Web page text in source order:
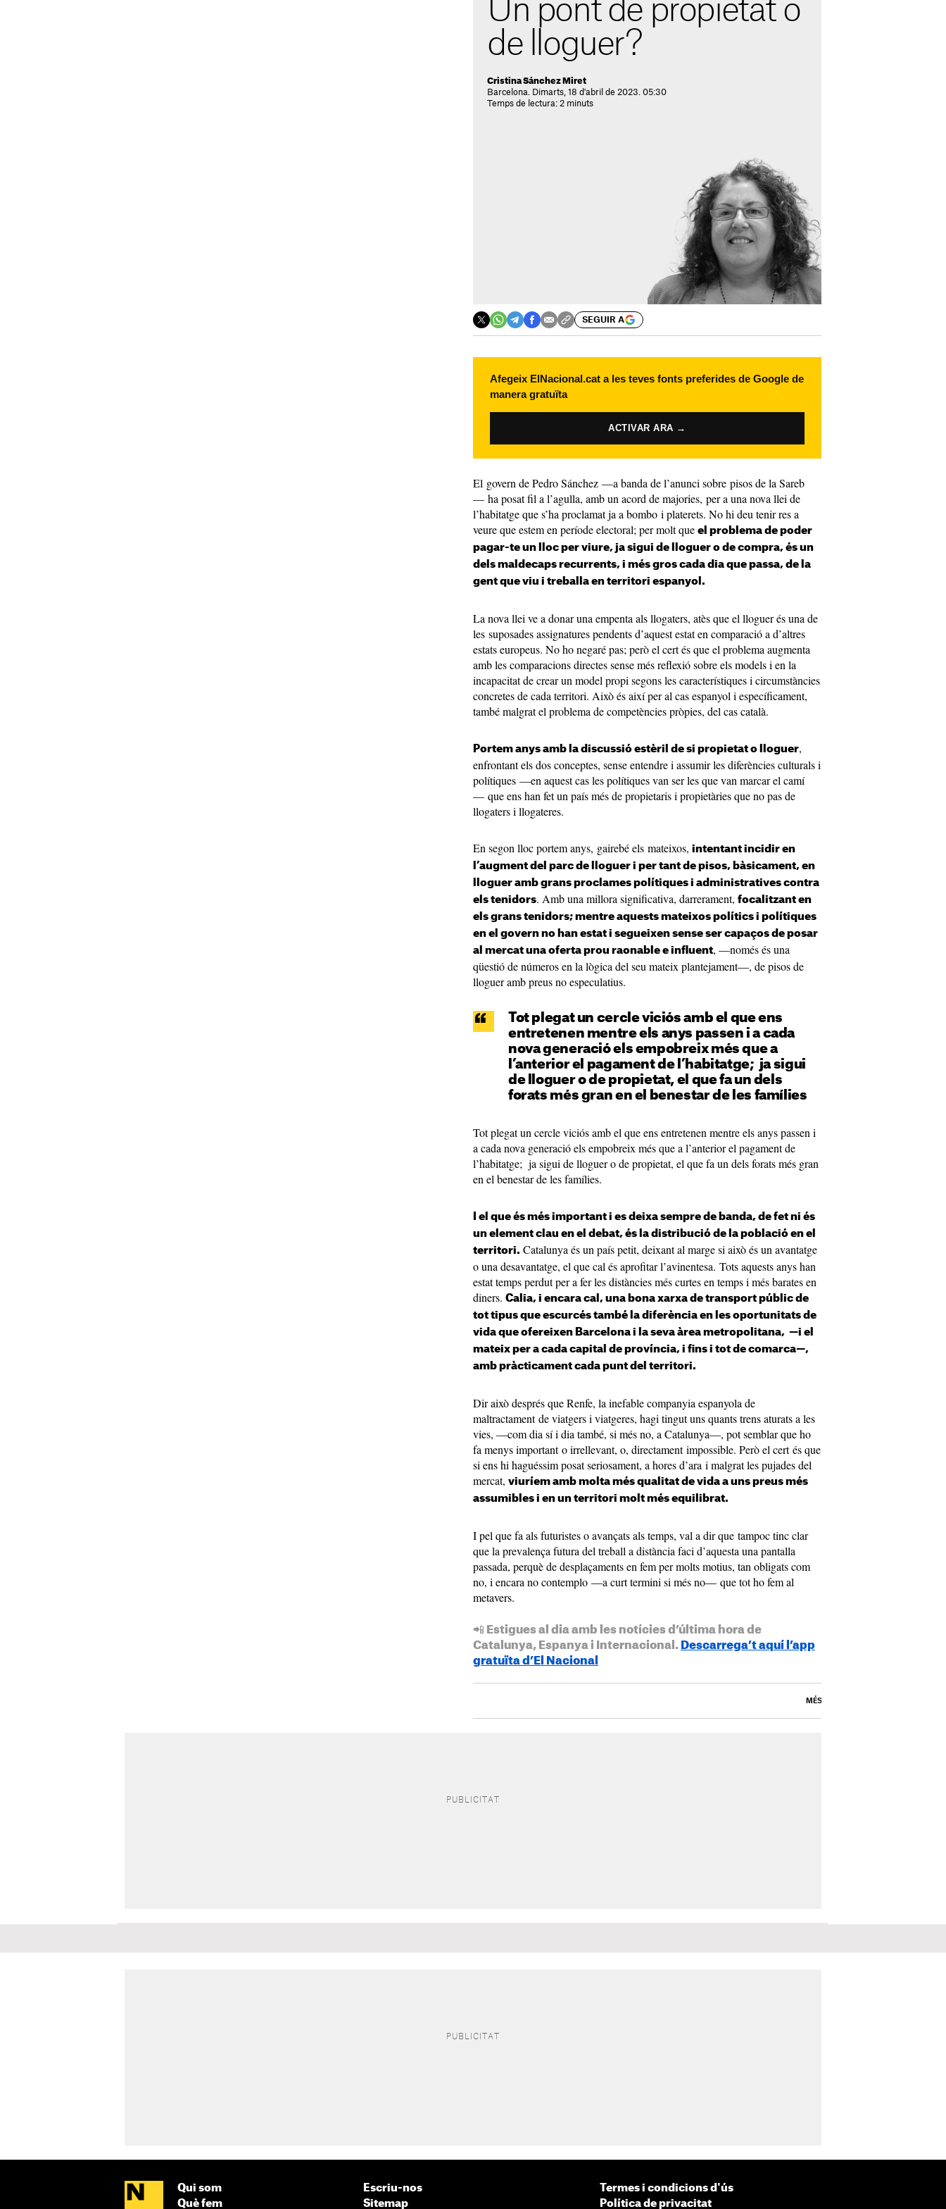
Un pont de propietat o
de lloguer?
Cristina Sánchez Miret
Barcelona. Dimarts, 18 d'abril de 2023. 05:30
Temps de lectura: 2 minuts
SEGUIR A
Afegeix ElNacional.cat a les teves fonts preferides de Google de
manera gratuïta
ACTIVAR ARA →
El govern de Pedro Sánchez —a banda de l’anunci sobre pisos de la Sareb
— ha posat fil a l’agulla, amb un acord de majories, per a una nova llei de
l’habitatge que s’ha proclamat ja a bombo i platerets. No hi deu tenir res a
veure que estem en període electoral; per molt que el problema de poder
pagar-te un lloc per viure, ja sigui de lloguer o de compra, és un
dels maldecaps recurrents, i més gros cada dia que passa, de la
gent que viu i treballa en territori espanyol.
La nova llei ve a donar una empenta als llogaters, atès que el lloguer és una de
les suposades assignatures pendents d’aquest estat en comparació a d’altres
estats europeus. No ho negaré pas; però el cert és que el problema augmenta
amb les comparacions directes sense més reflexió sobre els models i en la
incapacitat de crear un model propi segons les característiques i circumstàncies
concretes de cada territori. Això és així per al cas espanyol i específicament,
també malgrat el problema de competències pròpies, del cas català.
Portem anys amb la discussió estèril de si propietat o lloguer,
enfrontant els dos conceptes, sense entendre i assumir les diferències culturals i
polítiques —en aquest cas les polítiques van ser les que van marcar el camí
— que ens han fet un país més de propietaris i propietàries que no pas de
llogaters i llogateres.
En segon lloc portem anys, gairebé els mateixos, intentant incidir en
l’augment del parc de lloguer i per tant de pisos, bàsicament, en
lloguer amb grans proclames polítiques i administratives contra
els tenidors. Amb una millora significativa, darrerament, focalitzant en
els grans tenidors; mentre aquests mateixos polítics i polítiques
en el govern no han estat i segueixen sense ser capaços de posar
al mercat una oferta prou raonable e influent, —només és una
qüestió de números en la lògica del seu mateix plantejament—, de pisos de
lloguer amb preus no especulatius.
Tot plegat un cercle viciós amb el que ens
entretenen mentre els anys passen i a cada
nova generació els empobreix més que a
l’anterior el pagament de l’habitatge; ja sigui
de lloguer o de propietat, el que fa un dels
forats més gran en el benestar de les famílies
Tot plegat un cercle viciós amb el que ens entretenen mentre els anys passen i
a cada nova generació els empobreix més que a l’anterior el pagament de
l’habitatge; ja sigui de lloguer o de propietat, el que fa un dels forats més gran
en el benestar de les famílies.
I el que és més important i es deixa sempre de banda, de fet ni és
un element clau en el debat, és la distribució de la població en el
territori. Catalunya és un país petit, deixant al marge si això és un avantatge
o una desavantatge, el que cal és aprofitar l’avinentesa. Tots aquests anys han
estat temps perdut per a fer les distàncies més curtes en temps i més barates en
diners. Calia, i encara cal, una bona xarxa de transport públic de
tot tipus que escurcés també la diferència en les oportunitats de
vida que ofereixen Barcelona i la seva àrea metropolitana, —i el
mateix per a cada capital de província, i fins i tot de comarca—,
amb pràcticament cada punt del territori.
Dir això després que Renfe, la inefable companyia espanyola de
maltractament de viatgers i viatgeres, hagi tingut uns quants trens aturats a les
vies, —com dia sí i dia també, si més no, a Catalunya—, pot semblar que ho
fa menys important o irrellevant, o, directament impossible. Però el cert és que
si ens hi haguéssim posat seriosament, a hores d’ara i malgrat les pujades del
mercat, viuríem amb molta més qualitat de vida a uns preus més
assumibles i en un territori molt més equilibrat.
I pel que fa als futuristes o avançats als temps, val a dir que tampoc tinc clar
que la prevalença futura del treball a distància faci d’aquesta una pantalla
passada, perquè de desplaçaments en fem per molts motius, tan obligats com
no, i encara no contemplo —a curt termini si més no— que tot ho fem al
metavers.
📲 Estigues al dia amb les notícies d’última hora de
Catalunya, Espanya i Internacional. Descarrega’t aquí l’app
gratuïta d’El Nacional
MÉS
Qui som
Què fem
Escriu-nos
Sitemap
Termes i condicions d'ús
Política de privacitat